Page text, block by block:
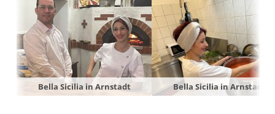
Bella Sicilia in Arnstadt Bella Sicilia in Arnstadt